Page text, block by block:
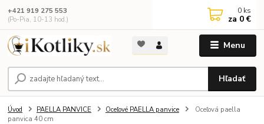
Menu
Hľadať
+421 919 275 553
(Po-Pia, 10-13 hod.)
0 ks
za 0 €
Úvod PAELLA PANVICE Oceľové PAELLA panvice
Oceľová paella
panvica 40 cm